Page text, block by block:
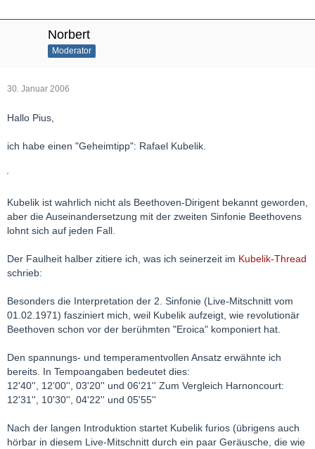
Norbert
Moderator
30. Januar 2006
Hallo Pius,
ich habe einen "Geheimtipp": Rafael Kubelik.
Kubelik ist wahrlich nicht als Beethoven-Dirigent bekannt geworden,
aber die Auseinandersetzung mit der zweiten Sinfonie Beethovens
lohnt sich auf jeden Fall.
Der Faulheit halber zitiere ich, was ich seinerzeit im Kubelik-Thread
schrieb:
Besonders die Interpretation der 2. Sinfonie (Live-Mitschnitt vom
01.02.1971) fasziniert mich, weil Kubelik aufzeigt, wie revolutionär
Beethoven schon vor der berühmten "Eroica" komponiert hat.
Den spannungs- und temperamentvollen Ansatz erwähnte ich
bereits. In Tempoangaben bedeutet dies:
12'40'', 12'00'', 03'20'' und 06'21'' Zum Vergleich Harnoncourt:
12'31'', 10'30'', 04'22'' und 05'55''
Nach der langen Introduktion startet Kubelik furios (übrigens auch
hörbar in diesem Live-Mitschnitt durch ein paar Geräusche, die wie